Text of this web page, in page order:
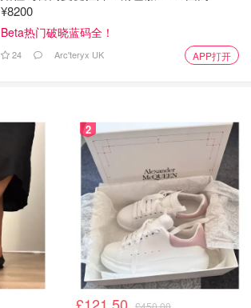
¥8200
Beta热门破晓蓝码全！
24 Arc'teryx UK APP打开
2
£121.50